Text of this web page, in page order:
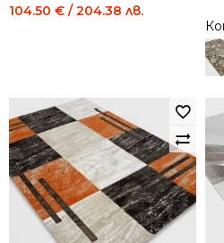
Original
292.01
лв..
104.50 € / 204.38 лв.
104.50 €
204.38